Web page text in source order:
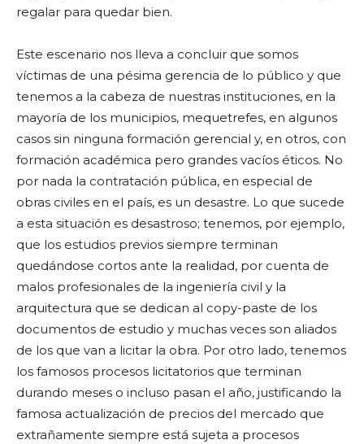
regalar para quedar bien.
Este escenario nos lleva a concluir que somos
víctimas de una pésima gerencia de lo público y que
tenemos a la cabeza de nuestras instituciones, en la
mayoría de los municipios, mequetrefes, en algunos
casos sin ninguna formación gerencial y, en otros, con
formación académica pero grandes vacíos éticos. No
por nada la contratación pública, en especial de
obras civiles en el país, es un desastre. Lo que sucede
a esta situación es desastroso; tenemos, por ejemplo,
que los estudios previos siempre terminan
quedándose cortos ante la realidad, por cuenta de
malos profesionales de la ingeniería civil y la
arquitectura que se dedican al copy-paste de los
documentos de estudio y muchas veces son aliados
de los que van a licitar la obra. Por otro lado, tenemos
los famosos procesos licitatorios que terminan
durando meses o incluso pasan el año, justificando la
famosa actualización de precios del mercado que
extrañamente siempre está sujeta a procesos